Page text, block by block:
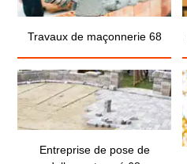
Travaux de maçonnerie 68
Entreprise de pose de